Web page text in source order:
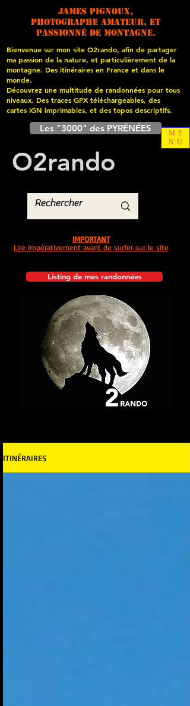
James PIGNOUX,
photographe amateur, et
passionné de montagne.
Bienvenue sur mon site O2rando, afin de partager
ma passion de la nature, et particulièrement de la
montagne. Des itinéraires en France et dans le
monde.
Découvrez une multitude de randonnées pour tous
niveaux. Des traces GPX téléchargeables, des
cartes IGN imprimables, et des topos descriptifs.
Les "3000" des PYRÉNÉES
O2rando
Listing de mes randonnées
IMPORTANT
Lire impérativement avant de surfer sur le site
ME
NU
ITINÉRAIRES